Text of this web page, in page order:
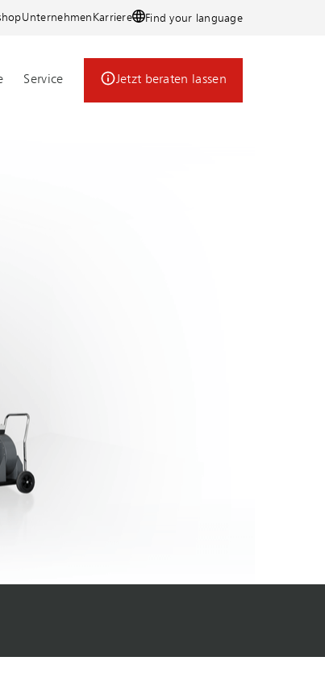
Unternehmen Karriere Find your language
Service Jetzt beraten lassen